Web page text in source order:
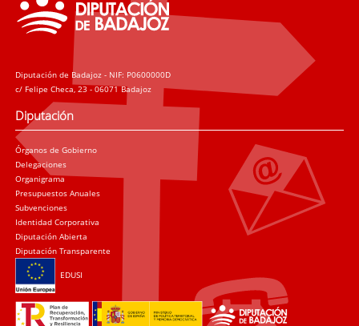
Diputación de Badajoz - NIF: P0600000D
c/ Felipe Checa, 23 - 06071 Badajoz
Diputación
Órganos de Gobierno
Delegaciones
Organigrama
Presupuestos Anuales
Subvenciones
Identidad Corporativa
Diputación Abierta
Diputación Transparente
EDUSI